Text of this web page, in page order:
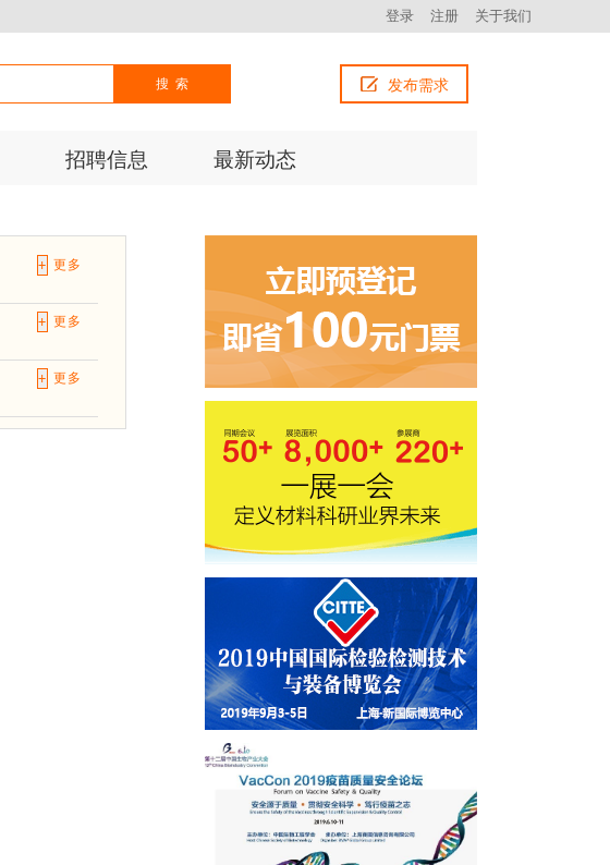
登录 注册 关于我们
搜索 发布需求
招聘信息 最新动态
+
+
+